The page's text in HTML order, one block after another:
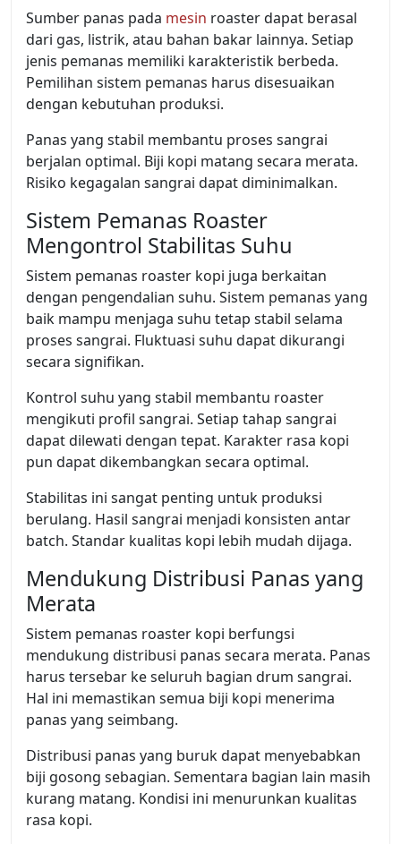
Sumber panas pada mesin roaster dapat berasal
dari gas, listrik, atau bahan bakar lainnya. Setiap
jenis pemanas memiliki karakteristik berbeda.
Pemilihan sistem pemanas harus disesuaikan
dengan kebutuhan produksi.
Panas yang stabil membantu proses sangrai
berjalan optimal. Biji kopi matang secara merata.
Risiko kegagalan sangrai dapat diminimalkan.
Sistem Pemanas Roaster
Mengontrol Stabilitas Suhu
Sistem pemanas roaster kopi juga berkaitan
dengan pengendalian suhu. Sistem pemanas yang
baik mampu menjaga suhu tetap stabil selama
proses sangrai. Fluktuasi suhu dapat dikurangi
secara signifikan.
Kontrol suhu yang stabil membantu roaster
mengikuti profil sangrai. Setiap tahap sangrai
dapat dilewati dengan tepat. Karakter rasa kopi
pun dapat dikembangkan secara optimal.
Stabilitas ini sangat penting untuk produksi
berulang. Hasil sangrai menjadi konsisten antar
batch. Standar kualitas kopi lebih mudah dijaga.
Mendukung Distribusi Panas yang
Merata
Sistem pemanas roaster kopi berfungsi
mendukung distribusi panas secara merata. Panas
harus tersebar ke seluruh bagian drum sangrai.
Hal ini memastikan semua biji kopi menerima
panas yang seimbang.
Distribusi panas yang buruk dapat menyebabkan
biji gosong sebagian. Sementara bagian lain masih
kurang matang. Kondisi ini menurunkan kualitas
rasa kopi.